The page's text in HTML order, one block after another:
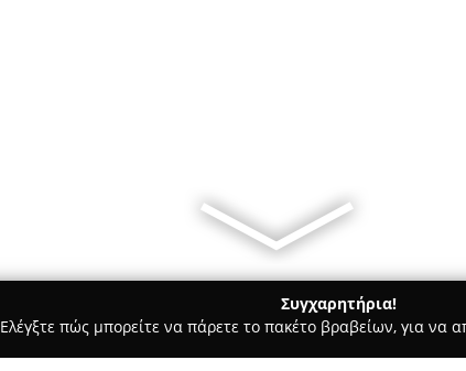
Συγχαρητήρια!
Ελέγξτε πώς μπορείτε να πάρετε το πακέτο βραβείων, για να